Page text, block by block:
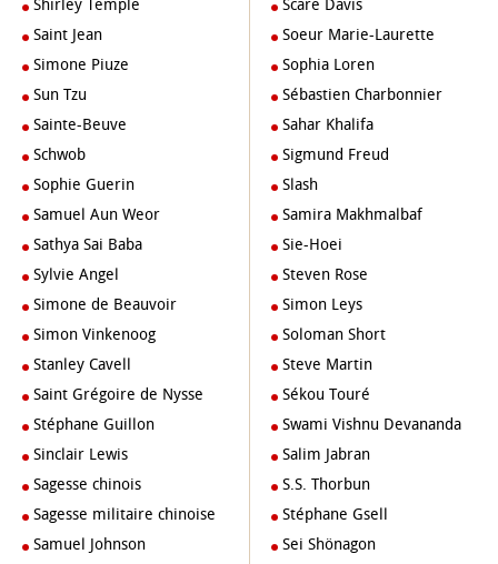
Shirley Temple
Saint Jean
Simone Piuze
Sun Tzu
Sainte-Beuve
Schwob
Sophie Guerin
Samuel Aun Weor
Sathya Sai Baba
Sylvie Angel
Simone de Beauvoir
Simon Vinkenoog
Stanley Cavell
Saint Grégoire de Nysse
Stéphane Guillon
Sinclair Lewis
Sagesse chinois
Sagesse militaire chinoise
Samuel Johnson
Scare Davis
Soeur Marie-Laurette
Sophia Loren
Sébastien Charbonnier
Sahar Khalifa
Sigmund Freud
Slash
Samira Makhmalbaf
Sie-Hoei
Steven Rose
Simon Leys
Soloman Short
Steve Martin
Sékou Touré
Swami Vishnu Devananda
Salim Jabran
S.S. Thorbun
Stéphane Gsell
Sei Shönagon